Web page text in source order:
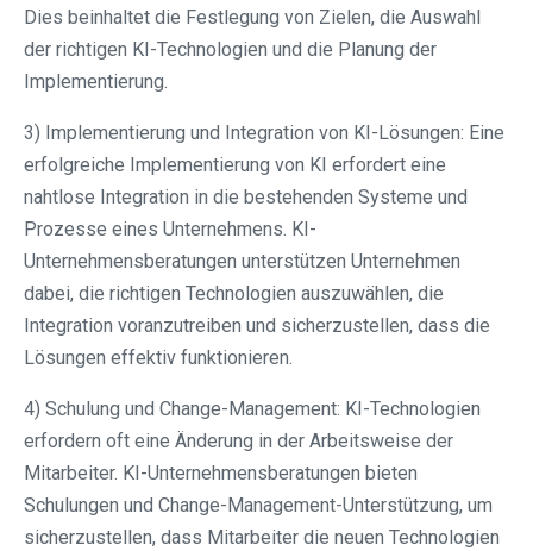
Dies beinhaltet die Festlegung von Zielen, die Auswahl
der richtigen KI-Technologien und die Planung der
Implementierung.
3) Implementierung und Integration von KI-Lösungen: Eine
erfolgreiche Implementierung von KI erfordert eine
nahtlose Integration in die bestehenden Systeme und
Prozesse eines Unternehmens. KI-
Unternehmensberatungen unterstützen Unternehmen
dabei, die richtigen Technologien auszuwählen, die
Integration voranzutreiben und sicherzustellen, dass die
Lösungen effektiv funktionieren.
4) Schulung und Change-Management: KI-Technologien
erfordern oft eine Änderung in der Arbeitsweise der
Mitarbeiter. KI-Unternehmensberatungen bieten
Schulungen und Change-Management-Unterstützung, um
sicherzustellen, dass Mitarbeiter die neuen Technologien